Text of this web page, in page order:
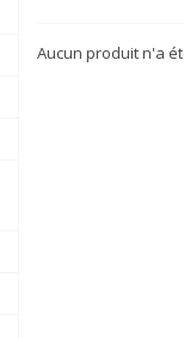
Aucun produit n'a